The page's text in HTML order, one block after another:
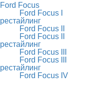
Ford Focus
Ford Focus I
рестайлинг
Ford Focus II
Ford Focus II
рестайлинг
Ford Focus III
Ford Focus III
рестайлинг
Ford Focus IV